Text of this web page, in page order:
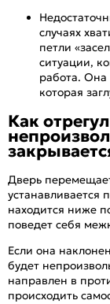
случаях
петли
ситуации,
работа. Она
которая
Как
Дверь
устанавливается
находится ниже
поведет себя
Если она
будет
направлен в
происходить